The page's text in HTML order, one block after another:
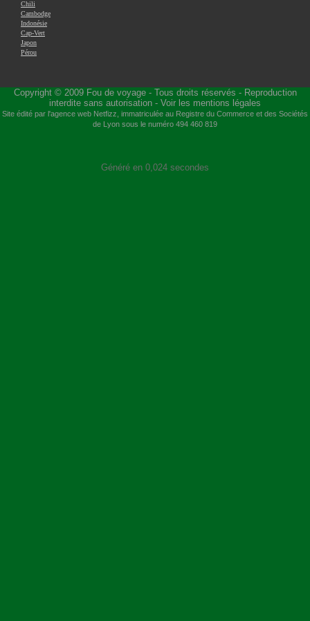
Chili
Cambodge
Indonésie
Cap-Vert
Japon
Pérou
Copyright © 2009 Fou de voyage- Tous droits réservés - Reproduction
interdite sans autorisation - Voir les mentions légales
Site édité par l'agence web Netfizz , immatriculée au Registre du Commerce et des Sociétés
de Lyon sous le numéro 494 460 819
Généré en 0,024 secondes